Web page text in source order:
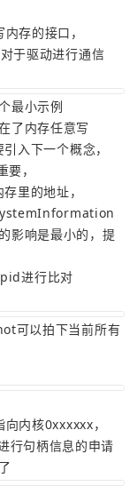
存的接口，
于驱动进行通信
最小示例
了内存任意写
入下一个概念，
，
里的地址，
影响是最小的，提
进行比对
可以拍下当前所有
内核0xxxxxx，
句柄信息的申请